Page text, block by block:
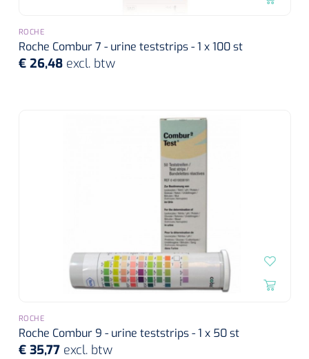
ROCHE
Roche Combur 7 - urine teststrips - 1 x 100 st
€ 26,48 excl. btw
ROCHE
Roche Combur 9 - urine teststrips - 1 x 50 st
€ 35,77 excl. btw